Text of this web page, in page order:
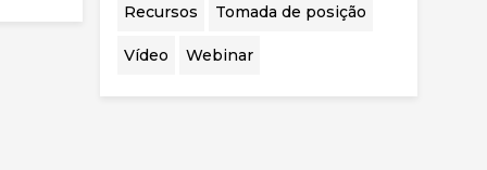
Recursos Tomada de posição
Vídeo Webinar